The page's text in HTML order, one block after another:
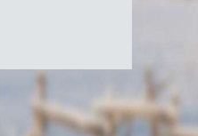
Canada